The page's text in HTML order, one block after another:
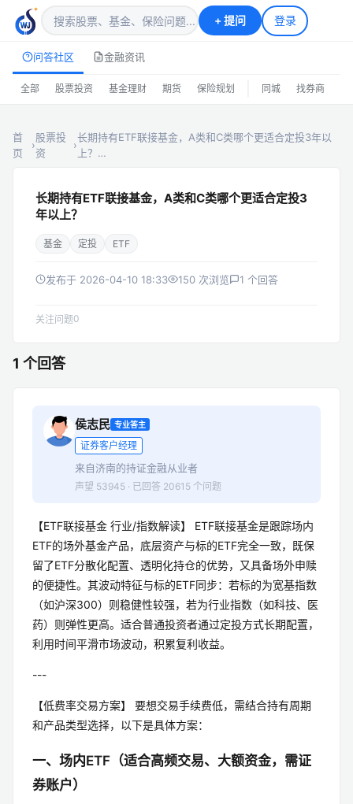
+提问 登录
问答社区 金融资讯
全部 股票投资 基金理财 期货 保险规划 同城 找券商
首
页
›
股票投
资
›
长期持有ETF联接基金，A类和C类哪个更适合定投3年以
上？…
长期持有ETF联接基金，A类和C类哪个更适合定投3
年以上？
基金 定投 ETF
发布于 2026-04-10 18:33 150 次浏览 1 个回答
关注问题0
1 个回答
侯志民 专业答主
证券客户经理
来自济南的持证金融从业者
声望 53945 · 已回答 20615 个问题
【ETF联接基金 行业/指数解读】 ETF联接基金是跟踪场内
ETF的场外基金产品，底层资产与标的ETF完全一致，既保
留了ETF分散化配置、透明化持仓的优势，又具备场外申赎
的便捷性。其波动特征与标的ETF同步：若标的为宽基指数
（如沪深300）则稳健性较强，若为行业指数（如科技、医
药）则弹性更高。适合普通投资者通过定投方式长期配置，
利用时间平滑市场波动，积累复利收益。
---
【低费率交易方案】 要想交易手续费低，需结合持有周期
和产品类型选择，以下是具体方案：
一、场内ETF（适合高频交易、大额资金，需证
券账户）